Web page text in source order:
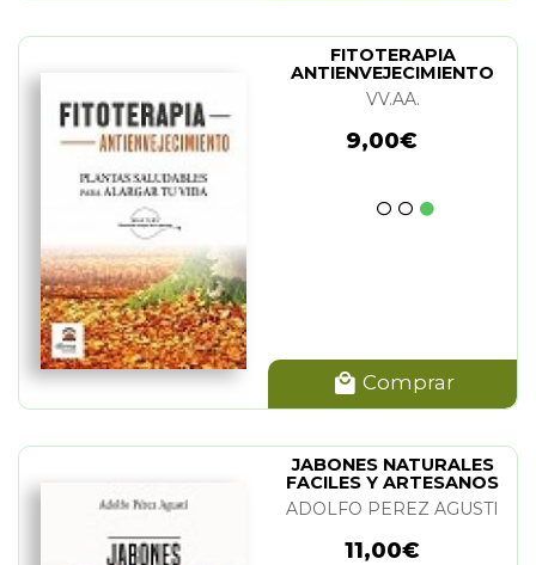
FITOTERAPIA
ANTIENVEJECIMIENTO
VV.AA.
9,00€
Comprar
JABONES NATURALES
FACILES Y ARTESANOS
ADOLFO PEREZ AGUSTI
11,00€